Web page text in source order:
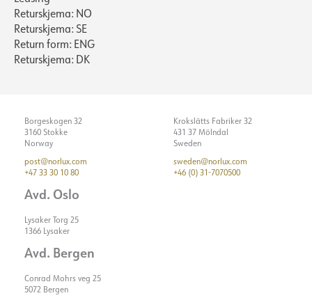
Returskjema: NO
Returskjema: SE
Return form: ENG
Returskjema: DK
Borgeskogen 32
3160 Stokke
Norway
post@norlux.com
+47 33 30 10 80
Avd. Oslo
Lysaker Torg 25
1366 Lysaker
Avd. Bergen
Conrad Mohrs veg 25
5072 Bergen
Krokslätts Fabriker 32
431 37 Mölndal
Sweden
sweden@norlux.com
+46 (0) 31-7070500